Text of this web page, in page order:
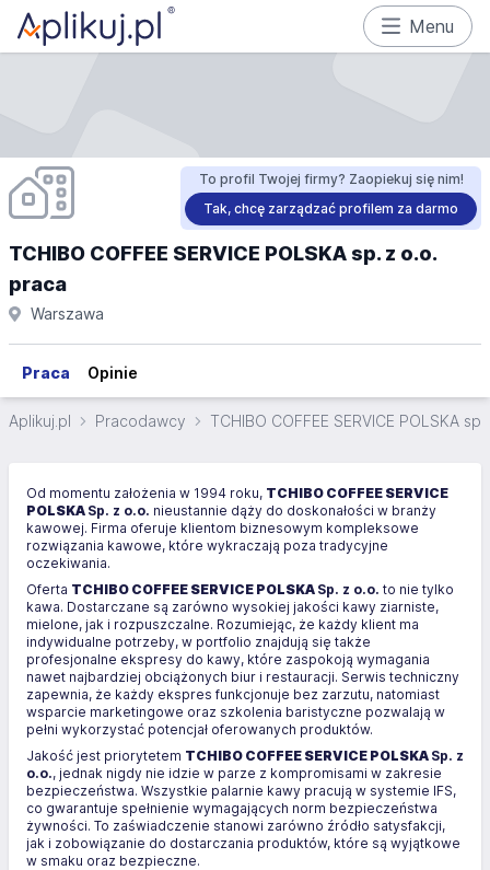
Menu
To profil Twojej firmy? Zaopiekuj się nim!
Tak, chcę zarządzać profilem za darmo
TCHIBO COFFEE SERVICE POLSKA sp. z o.o.
praca
Warszawa
Praca Opinie
Aplikuj.pl Pracodawcy TCHIBO COFFEE SERVICE POLSKA
Od momentu założenia w 1994 roku, TCHIBO COFFEE SERVICE
POLSKA Sp. z o.o. nieustannie dąży do doskonałości w branży
kawowej. Firma oferuje klientom biznesowym kompleksowe
rozwiązania kawowe, które wykraczają poza tradycyjne
oczekiwania.
Oferta TCHIBO COFFEE SERVICE POLSKA Sp. z o.o. to nie tylko
kawa. Dostarczane są zarówno wysokiej jakości kawy ziarniste,
mielone, jak i rozpuszczalne. Rozumiejąc, że każdy klient ma
indywidualne potrzeby, w portfolio znajdują się także
profesjonalne ekspresy do kawy, które zaspokoją wymagania
nawet najbardziej obciążonych biur i restauracji. Serwis techniczny
zapewnia, że każdy ekspres funkcjonuje bez zarzutu, natomiast
wsparcie marketingowe oraz szkolenia baristyczne pozwalają w
pełni wykorzystać potencjał oferowanych produktów.
Jakość jest priorytetem TCHIBO COFFEE SERVICE POLSKA Sp. z
o.o., jednak nigdy nie idzie w parze z kompromisami w zakresie
bezpieczeństwa. Wszystkie palarnie kawy pracują w systemie IFS,
co gwarantuje spełnienie wymagających norm bezpieczeństwa
żywności. To zaświadczenie stanowi zarówno źródło satysfakcji,
jak i zobowiązanie do dostarczania produktów, które są wyjątkowe
w smaku oraz bezpieczne.